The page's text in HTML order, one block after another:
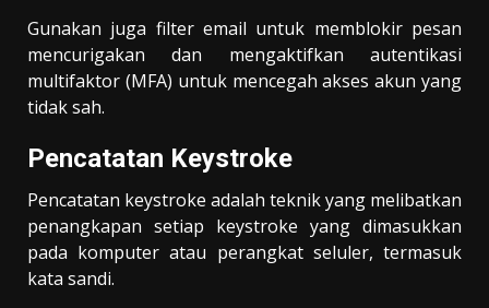
Gunakan juga filter email untuk memblokir pesan
mencurigakan dan mengaktifkan autentikasi
multifaktor (MFA) untuk mencegah akses akun yang
tidak sah.
Pencatatan Keystroke
Pencatatan keystroke adalah teknik yang melibatkan
penangkapan setiap keystroke yang dimasukkan
pada komputer atau perangkat seluler, termasuk
kata sandi.